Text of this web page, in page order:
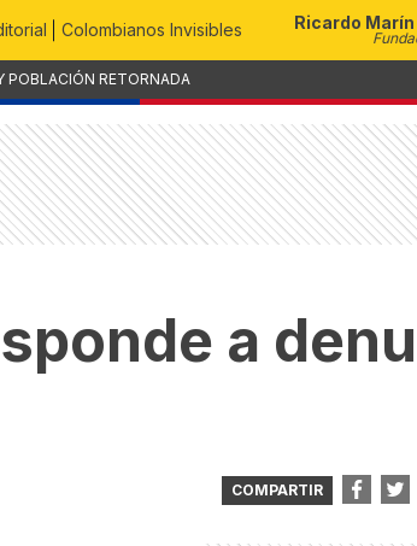
Colombianos Invisibles Ricardo
POBLACIÓN RETORNADA
a
COMPARTIR